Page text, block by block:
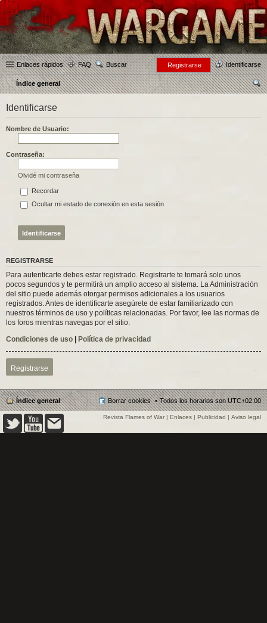
Enlaces rápidos FAQ Buscar Identificarse
Registrarse
Índice general
Identificarse
Nombre de Usuario:
Contraseña:
Olvidé mi contraseña
Recordar
Ocultar mi estado de conexión en esta sesión
REGISTRARSE
Para autenticarte debes estar registrado. Registrarte te tomará solo unos
pocos segundos y te permitirá un amplio acceso al sistema. La Administración
del sitio puede además otorgar permisos adicionales a los usuarios
registrados. Antes de identificarte asegúrete de estar familiarizado con
nuestros términos de uso y políticas relacionadas. Por favor, lee las normas de
los foros mientras navegas por el sitio.
Condiciones de uso | Política de privacidad
Registrarse
Índice general Todos los horarios sonUTC+02:00
Borrar cookies
Revista Flames of War | Enlaces | Publicidad | Aviso legal